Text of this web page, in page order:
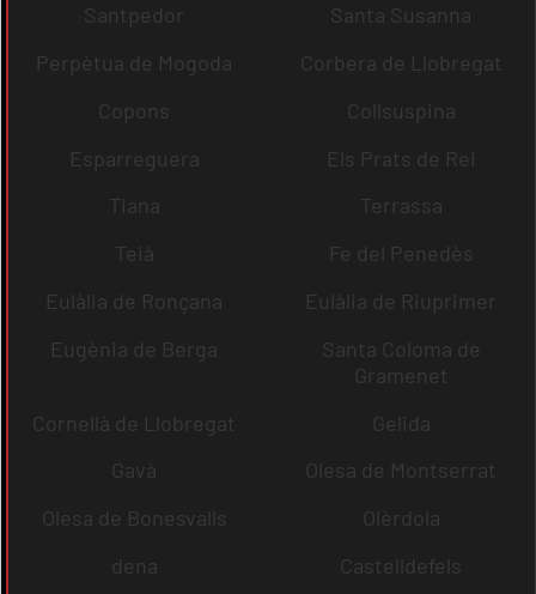
Santpedor
Santa Susanna
Perpètua de Mogoda
Corbera de Llobregat
Copons
Collsuspina
Esparreguera
Els Prats de Rei
Tiana
Terrassa
Teià
Fe del Penedès
Eulàlia de Ronçana
Eulàlia de Riuprimer
Eugènia de Berga
Santa Coloma de
Gramenet
Cornellà de Llobregat
Gelida
Gavà
Olesa de Montserrat
Olesa de Bonesvalls
Olèrdola
dena
Castelldefels